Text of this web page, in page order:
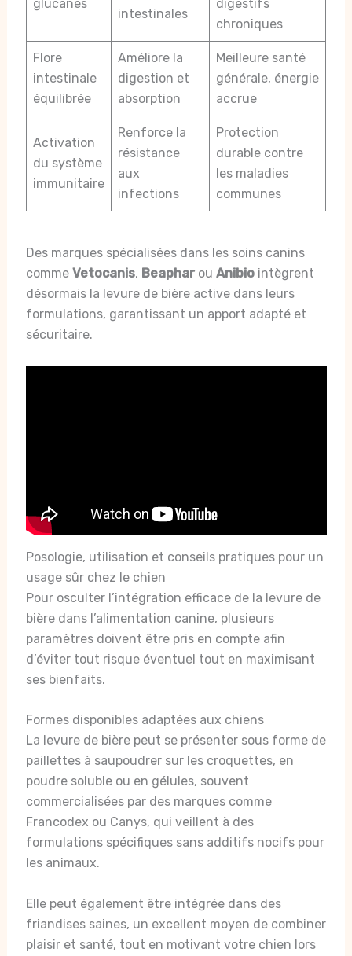
glucanes
intestinales
digestifs
chroniques
Flore
intestinale
équilibrée
Améliore la
digestion et
absorption
Meilleure santé
générale, énergie
accrue
Activation
du système
immunitaire
Renforce la
résistance
aux
infections
Protection
durable contre
les maladies
communes
Des marques spécialisées dans les soins canins
comme Vetocanis, Beapharou Anibiointègrent
désormais la levure de bière active dans leurs
formulations, garantissant un apport adapté et
sécuritaire.
Posologie, utilisation et conseils pratiques pour un
usage sûr chez le chien
Pour osculter l’intégration efficace de la levure de
bière dans l’alimentation canine, plusieurs
paramètres doivent être pris en compte afin
d’éviter tout risque éventuel tout en maximisant
ses bienfaits.
Formes disponibles adaptées aux chiens
La levure de bière peut se présenter sous forme de
paillettes à saupoudrer sur les croquettes, en
poudre soluble ou en gélules, souvent
commercialisées par des marques comme
Francodex ou Canys, qui veillent à des
formulations spécifiques sans additifs nocifs pour
les animaux.
Elle peut également être intégrée dans des
friandises saines, un excellent moyen de combiner
plaisir et santé, tout en motivant votre chien lors